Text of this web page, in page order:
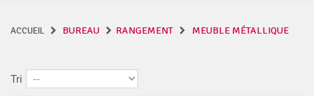
ACCUEIL BUREAU RANGEMENT MEUBLE MÉTALLIQUE
Tri